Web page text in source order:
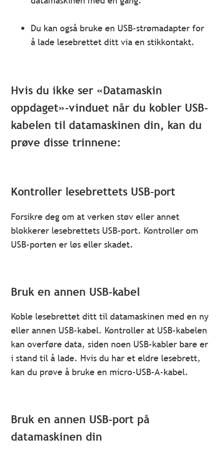
Du kan også bruke en USB-strømadapter for
å lade lesebrettet ditt via en stikkontakt.
Hvis du ikke ser «Datamaskin
oppdaget»-vinduet når du kobler USB-
kabelen til datamaskinen din, kan du
prøve disse trinnene:
Kontroller lesebrettets USB-port
Forsikre deg om at verken støv eller annet
blokkerer lesebrettets USB-port. Kontroller om
USB-porten er løs eller skadet.
Bruk en annen USB-kabel
Koble lesebrettet ditt til datamaskinen med en ny
eller annen USB-kabel. Kontroller at USB-kabelen
kan overføre data, siden noen USB-kabler bare er
i stand til å lade. Hvis du har et eldre lesebrett,
kan du prøve å bruke en micro-USB-A-kabel.
Bruk en annen USB-port på
datamaskinen din